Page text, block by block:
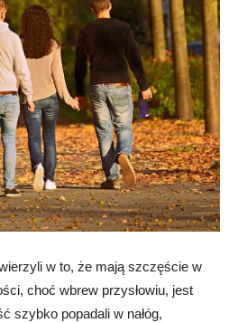
w to, że mają szczęście w
choć wbrew przysłowiu, jest
szybko popadali w nałóg,